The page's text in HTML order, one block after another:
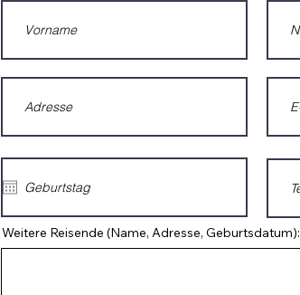
Weitere Reisende (Name, Adresse, Geburtsdatum):